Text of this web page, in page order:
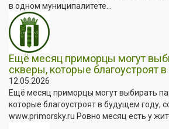
в одном муниципалитете...
Ещё месяц приморцы могут
скверы, которые благоустроят
12.05.2026
Ещё месяц приморцы могут выбирать
которые благоустроят в будущем году,
www.primorsky.ru Ровно месяц есть у